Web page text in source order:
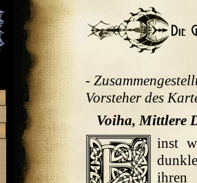
-
Vorsteher des
Voiha, Mittlere
inst
ihren